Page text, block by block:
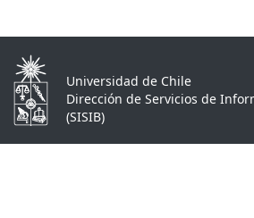
Universidad de Chile
Dirección de Servicios de
(SISIB)